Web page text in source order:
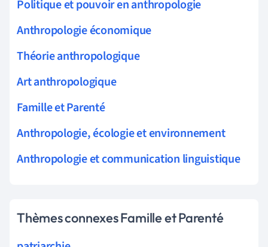
Politique et pouvoir en anthropologie
Anthropologie économique
Théorie anthropologique
Art anthropologique
Famille et Parenté
Anthropologie, écologie et environnement
Anthropologie et communication linguistique
Thèmes connexes Famille et Parenté